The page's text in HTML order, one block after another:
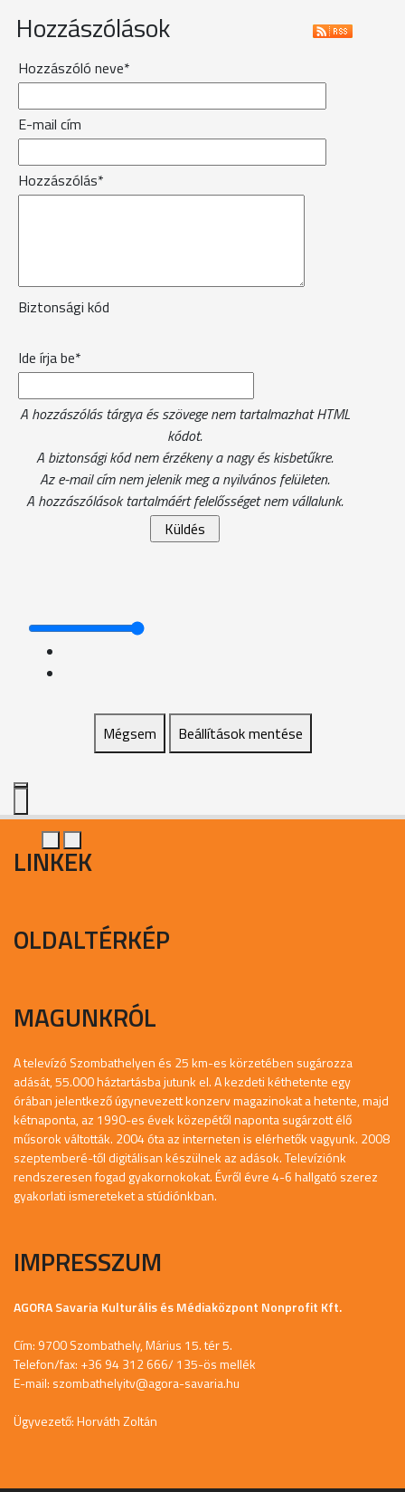
Hozzászólások
Hozzászóló neve*
E-mail cím
Hozzászólás*
Biztonsági kód
Ide írja be*
A hozzászólás tárgya és szövege nem tartalmazhat HTML
kódot.
A biztonsági kód nem érzékeny a nagy és kisbetűkre.
Az e-mail cím nem jelenik meg a nyilvános felületen.
A hozzászólások tartalmáért felelősséget nem vállalunk.
Mégsem Beállítások mentése
LINKEK
OLDALTÉRKÉP
MAGUNKRÓL
A televízó Szombathelyen és 25 km-es körzetében sugározza
adását, 55.000 háztartásba jutunk el. A kezdeti kéthetente egy
órában jelentkező úgynevezett konzerv magazinokat a hetente, majd
kétnaponta, az 1990-es évek közepétől naponta sugárzott élő
műsorok váltották. 2004 óta az interneten is elérhetők vagyunk. 2008
szeptemberé-től digitálisan készülnek az adások. Televíziónk
rendszeresen fogad gyakornokokat. Évről évre 4-6 hallgató szerez
gyakorlati ismereteket a stúdiónkban.
IMPRESSZUM
AGORA Savaria Kulturális és Médiaközpont Nonprofit Kft.
Cím: 9700 Szombathely, Márius 15. tér 5.
Telefon/fax: +36 94 312 666/ 135-ös mellék
E-mail: szombathelyitv@agora-savaria.hu
Ügyvezető: Horváth Zoltán